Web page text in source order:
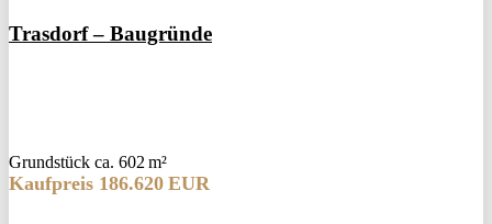
Trasdorf – Baugründe
Grund­stück ca. 602 m²
Kaufpreis 186.620 EUR